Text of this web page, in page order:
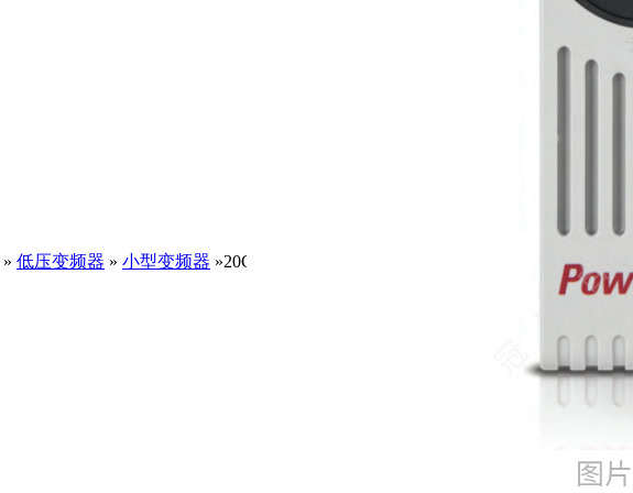
» 低压变频器 » 小型变频器 »20G11BC910JN0NNNNNPowerFlex755/AB罗克韦尔